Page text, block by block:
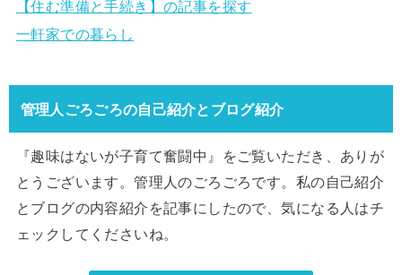
【住む準備と手続き】の記事を探す
一軒家での暮らし
管理人ごろごろの自己紹介とブログ紹介
『趣味はないが子育て奮闘中』をご覧いただき、ありが
とうございます。管理人のごろごろです。私の自己紹介
とブログの内容紹介を記事にしたので、気になる人はチ
ェックしてくださいね。